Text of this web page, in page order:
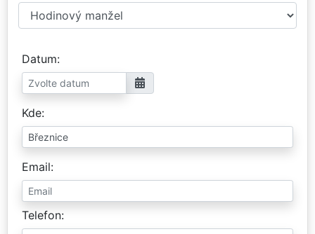
Datum
Kde
Email
Telefon